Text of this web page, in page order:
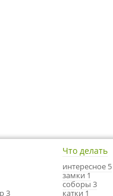
3
Что делать
интересное 5
замки 1
соборы 3
катки 1